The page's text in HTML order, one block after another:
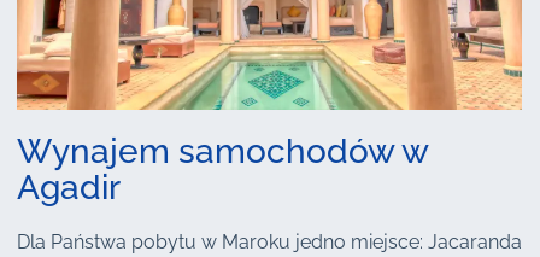
Wynajem samochodów w
Agadir
Dla Państwa pobytu w Maroku jedno miejsce: Jacaranda